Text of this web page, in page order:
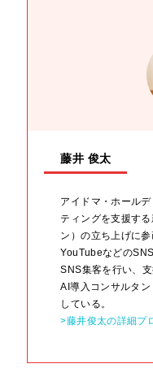
藤井 俊太
アイドマ・ホール
ティングを支援す
ン）の立ち上げに
YouTubeなどの
SNS集客を行い、
AI導入コンサルタ
している。
>藤井俊太の詳細プ